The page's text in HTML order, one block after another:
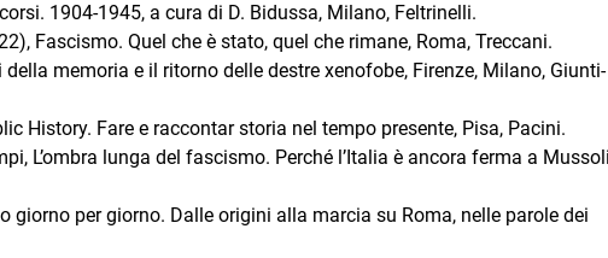
1904-1945, a cura di D. Bidussa, Milano, Feltrinelli.
Fascismo. Quel che è stato, quel che rimane, Roma, Treccani.
memoria e il ritorno delle destre xenofobe, Firenze, Milano, Giunti-
History. Fare e raccontar storia nel tempo presente, Pisa, Pacini.
L’ombra lunga del fascismo. Perché l’Italia è ancora ferma a
giorno per giorno. Dalle origini alla marcia su Roma, nelle parole dei